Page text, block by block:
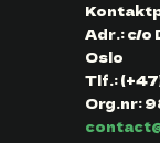
Adr.: c/o
Oslo
Tlf.:
Org.nr: